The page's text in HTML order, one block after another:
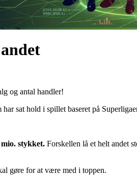
og antal handler!
sat hold i spillet baseret på
stykket. Forskellen lå et helt andet
gøre for at være med i toppen.